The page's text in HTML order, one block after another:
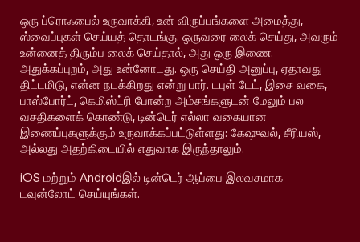
ஒரு ப்ரொஃபைல் உருவாக்கி, உன் விருப்பங்களை அமைத்து,
ஸ்வைப்புகள் செய்யத் தொடங்கு. ஒருவரை லைக் செய்து, அவரும்
உன்னைத் திரும்ப லைக் செய்தால், அது ஒரு இணை.
அதுக்கப்புறம், அது உன்னோடது. ஒரு செய்தி அனுப்பு, ஏதாவது
திட்டமிடு, என்ன நடக்கிறது என்று பார். டபுள் டேட், இசை வகை,
பாஸ்போர்ட், கெமிஸ்ட்ரி போன்ற அம்சங்களுடன் மேலும் பல
வசதிகளைக் கொண்டு, டின்டெர் எல்லா வகையான
இணைப்புகளுக்கும் உருவாக்கப்பட்டுள்ளது: கேஷுவல், சீரியஸ்,
அல்லது அதற்கிடையில் எதுவாக இருந்தாலும்.
iOS மற்றும் Androidஇல் டின்டெர் ஆப்பை இலவசமாக
டவுன்லோட் செய்யுங்கள்.